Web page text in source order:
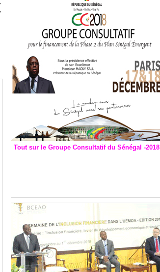
Tout sur le Groupe Consultatif du Sénégal -2018